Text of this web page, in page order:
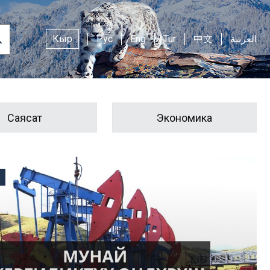
Кыр Рус Eng Tur 中文 العربية
Саясат Экономика